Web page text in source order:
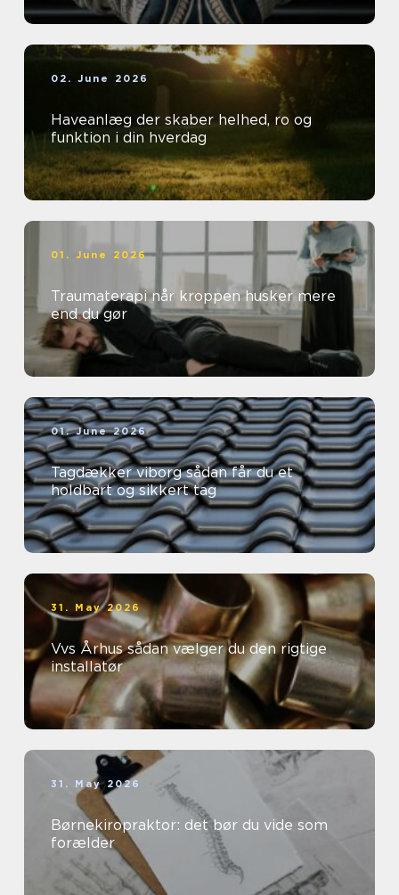
02. June 2026
Haveanlæg der skaber helhed, ro og
funktion i din hverdag
01. June 2026
Traumaterapi når kroppen husker mere
end du gør
01. June 2026
Tagdækker viborg sådan får du et
holdbart og sikkert tag
31. May 2026
Vvs Århus sådan vælger du den rigtige
installatør
31. May 2026
Børnekiropraktor: det bør du vide som
forælder